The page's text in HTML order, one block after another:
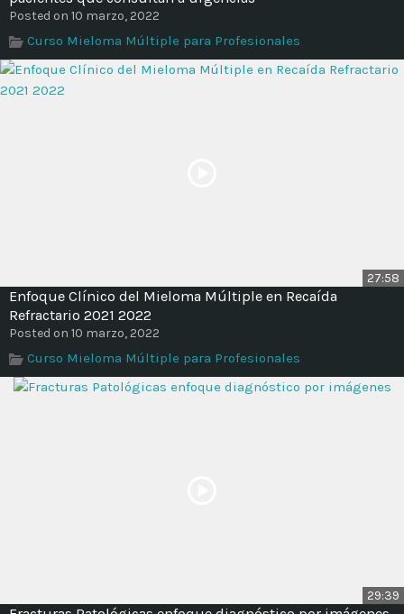
Posted on 10 marzo, 2022
Curso Mieloma Múltiple para Profesionales
27:58
Enfoque Clínico del Mieloma Múltiple en Recaída
Refractario 2021 2022
Posted on 10 marzo, 2022
Curso Mieloma Múltiple para Profesionales
29:39